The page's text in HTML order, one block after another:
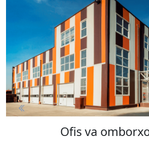
Ofis va
Previous